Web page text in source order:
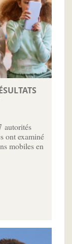
autorités
ont examiné
mobiles en